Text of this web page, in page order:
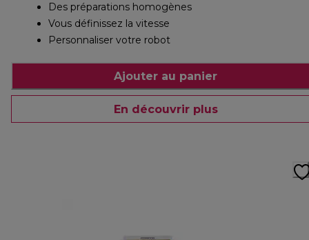
Des préparations homogènes
Vous définissez la vitesse
Personnaliser votre robot
Ajouter au panier
En découvrir plus